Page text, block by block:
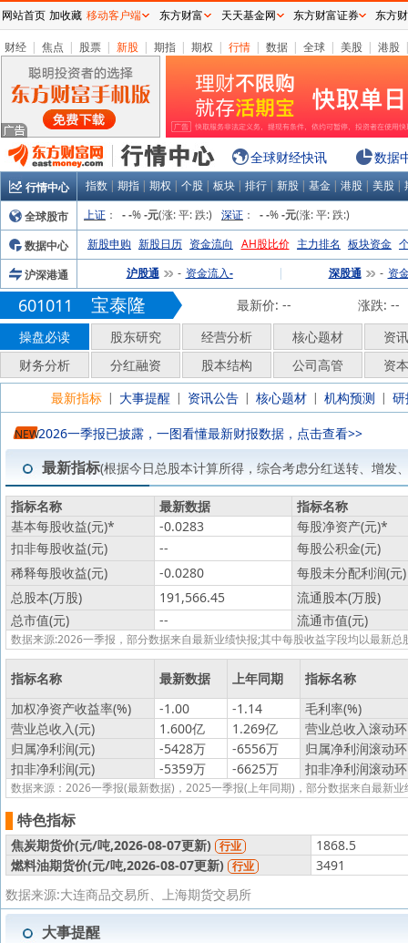
财经 | 焦点 | 股票 | 新股 | 期指 | 期权 | 行情 | 数据 | 全球 | 美股 | 港股
全球财经快讯 数据
行情中心 指数 | 期指 | 期权 | 个股 | 板块 | 排行 | 新股 | 基金 | 港股 | 美股 |
全球股市
上证 ： - -% -元(涨:平:跌:) 深证 ： - -% -元(涨:平:跌:)
数据中心
新股申购 新股日历 资金流向 AH股比价 主力排名 板块资金
沪深港通
沪股通 - 资金流入- | 深股通 - 资
601011 宝泰隆 最新价: -- 涨跌: --
操盘必读
股东研究 经营分析 核心题材
资
财务分析
分红融资 股本结构 公司高管
资
最新指标 | 大事提醒 | 资讯公告 | 核心题材 | 机构预测 |
NEW2026一季报已披露，一图看懂最新财报数据，点击查看>>
最新指标(根据今日总股本计算所得，综合考虑分红送转、增发
指标名称 最新数据
指标名称
基本每股收益(元)* -0.0283 每股净资产(元)*
扣非每股收益(元)
--
每股公积金(元)
稀释每股收益(元)
-0.0280
每股未分配利润(元)
总股本(万股)
191,566.45
流通股本(万股)
总市值(元)
-- 流通市值(元)
数据来源:2026一季报，部分数据来自最新业绩快报;其中每股收益字段均以最新
指标名称 最新数据 上年同期
指标名称
加权净资产收益率(%)
-1.00 -1.14
毛利率(%)
营业总收入(元)
1.600亿 1.269亿
营业总收入滚动
归属净利润(元)
-5428万 -6556万
归属净利润滚动
扣非净利润(元)
-5359万 -6625万 扣非净利润滚动
数据来源：2026一季报(最新数据)，2025一季报(上年同期)，部分数据来自最新业
特色指标
焦炭期货价(元/吨,2026-08-07更新) 行业
1868.5
燃料油期货价(元/吨,2026-08-07更新) 行业
3491
数据来源:大连商品交易所、上海期货交易所
大事提醒
网站首页 加收藏 移动客户端 东方财富 天天基金网 东方财富证券 东方